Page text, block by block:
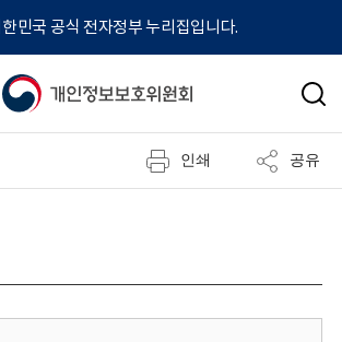
민국 공식 전자정부 누리집입니다.
개
정
보
검
인쇄 공유